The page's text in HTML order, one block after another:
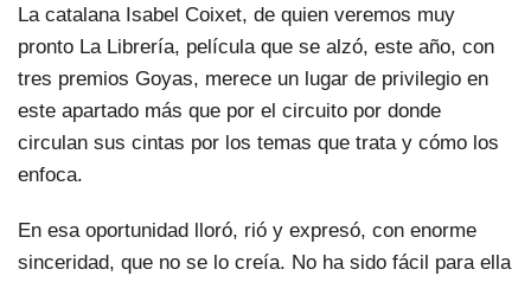
La catalana Isabel Coixet, de quien veremos muy
pronto La Librería, película que se alzó, este año, con
tres premios Goyas, merece un lugar de privilegio en
este apartado más que por el circuito por donde
circulan sus cintas por los temas que trata y cómo los
enfoca.
En esa oportunidad lloró, rió y expresó, con enorme
sinceridad, que no se lo creía. No ha sido fácil para ella